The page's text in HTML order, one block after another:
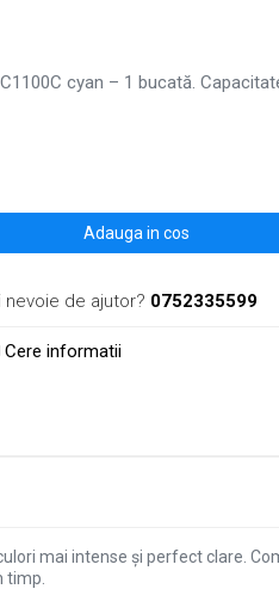
cyan – 1 bucată.
Adauga in cos
nevoie de ajutor? 0752335599
Cere informatii
mai intense și perfect clare.
timp.